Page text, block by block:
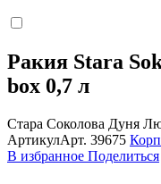
Ракия Stara
box 0,7 л
Стара Соколова Дуня
АртикулАрт. 39675
В избранное Поделиться